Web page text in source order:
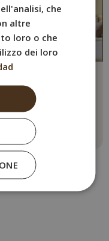
Camera Tripla
Max. 3 persone
1 letto matrimoniale +
Vedi di più
che
altre
loro o che
dei loro